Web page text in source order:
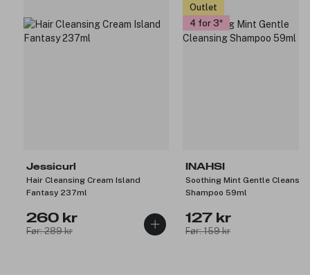
Jessicurl
Hair Cleansing Cream Island
Fantasy 237ml
260 kr
Før: 289 kr
Outlet
4 for 3
INAHSI
Soothing Mint Gentle
Shampoo 59ml
127 kr
Før: 159 kr